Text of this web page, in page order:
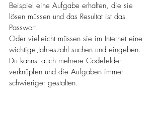
Beispiel eine Aufgabe erhalten, die sie
lösen müssen und das Resultat ist das
Passwort.
Oder vielleicht müssen sie im Internet eine
wichtige Jahreszahl suchen und eingeben.
Du kannst auch mehrere Codefelder
verknüpfen und die Aufgaben immer
schwieriger gestalten.